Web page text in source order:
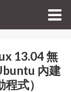
13.04 無
內建
式）